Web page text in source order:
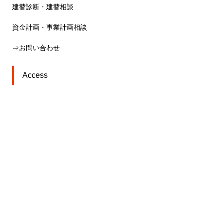
建替診断・建替相談
資金計画・事業計画相談
⇒お問い合わせ
Access